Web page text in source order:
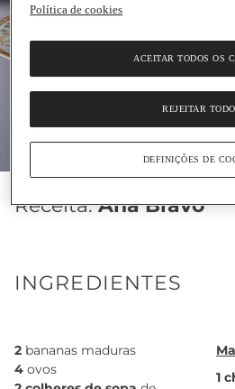
Receita:Ana Bravo
INGREDIENTES
2 bananas maduras
4 ovos
1
Política de cookies
REJEITAR
ACEITAR TODOS OS
DEFINIÇÕES DE